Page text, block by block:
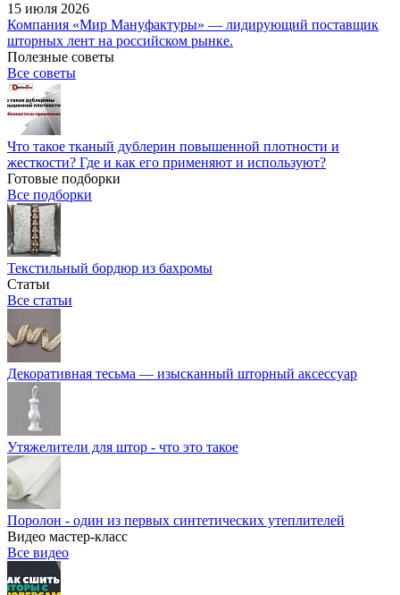
15 июля 2026
Компания «Мир Мануфактуры» — лидирующий поставщик
шторных лент на российском рынке.
Полезные советы
Все советы
Что такое тканый дублерин повышенной плотности и
жесткости? Где и как его применяют и используют?
Готовые подборки
Все подборки
Текстильный бордюр из бахромы
Статьи
Все статьи
Декоративная тесьма — изысканный шторный аксессуар
Утяжелители для штор - что это такое
Поролон - один из первых синтетических утеплителей
Видео мастер-класс
Все видео